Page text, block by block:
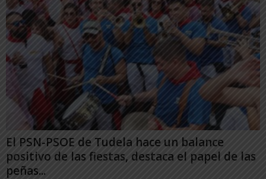
El PSN-PSOE de Tudela hace un balance
positivo de las fiestas, destaca el papel de las
peñas...